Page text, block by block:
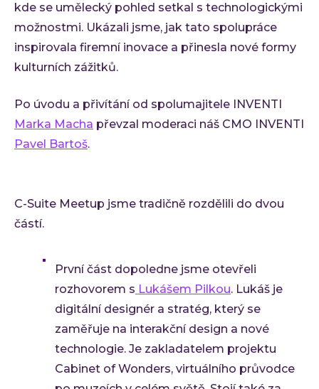
kde se umělecký pohled setkal s technologickými
možnostmi. Ukázali jsme, jak tato spolupráce
inspirovala firemní inovace a přinesla nové formy
kulturních zážitků.
Po úvodu a přivítání od spolumajitele INVENTI
Marka Macha převzal moderaci náš CMO INVENTI
Pavel Bartoš.
C-Suite Meetup jsme tradičně rozdělili do dvou
částí.
První část dopoledne jsme otevřeli
rozhovorem s Lukášem Pilkou. Lukáš je
digitální designér a stratég, který se
zaměřuje na interakční design a nové
technologie. Je zakladatelem projektu
Cabinet of Wonders, virtuálního průvodce